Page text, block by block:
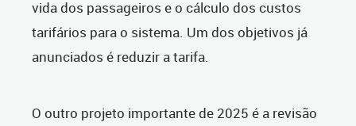
vida dos passageiros e o cálculo dos custos
tarifários para o sistema. Um dos objetivos já
anunciados é reduzir a tarifa.
O outro projeto importante de 2025 é a revisão